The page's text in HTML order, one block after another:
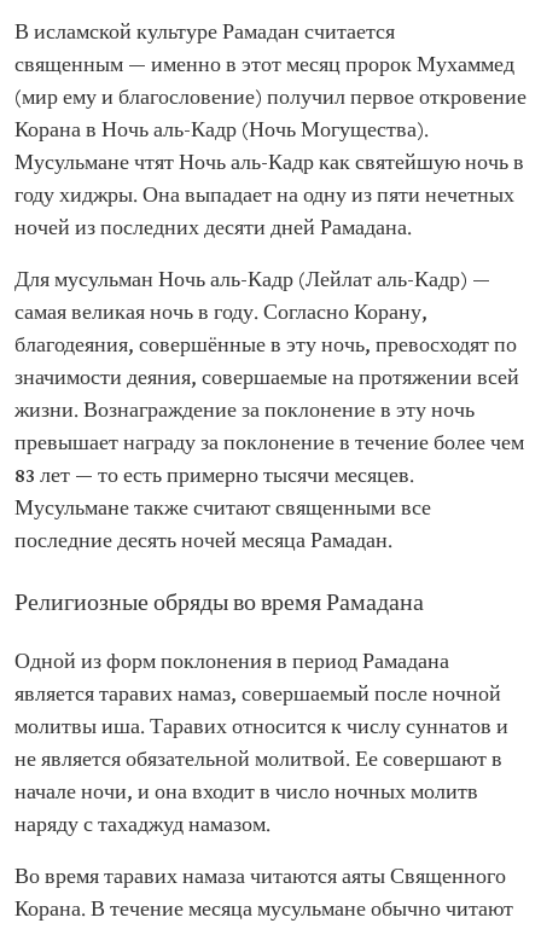
В исламской культуре Рамадан считается
священным — именно в этот месяц пророк Мухаммед
(мир ему и благословение) получил первое откровение
Корана в Ночь аль-Кадр (Ночь Могущества).
Мусульмане чтят Ночь аль-Кадр как святейшую ночь в
году хиджры. Она выпадает на одну из пяти нечетных
ночей из последних десяти дней Рамадана.
Для мусульман Ночь аль-Кадр (Лейлат аль-Кадр) —
самая великая ночь в году. Согласно Корану,
благодеяния, совершённые в эту ночь, превосходят по
значимости деяния, совершаемые на протяжении всей
жизни. Вознаграждение за поклонение в эту ночь
превышает награду за поклонение в течение более чем
83 лет — то есть примерно тысячи месяцев.
Мусульмане также считают священными все
последние десять ночей месяца Рамадан.
Религиозные обряды во время Рамадана
Одной из форм поклонения в период Рамадана
является таравих намаз, совершаемый после ночной
молитвы иша. Таравих относится к числу суннатов и
не является обязательной молитвой. Ее совершают в
начале ночи, и она входит в число ночных молитв
наряду с тахаджуд намазом.
Во время таравих намаза читаются аяты Священного
Корана. В течение месяца мусульмане обычно читают